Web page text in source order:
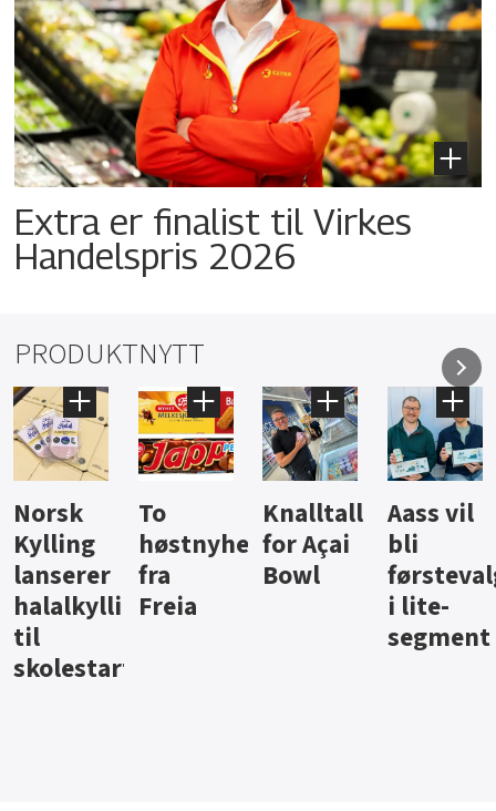
Extra er finalist til Virkes
Handelspris 2026
PRODUKTNYTT
Knalltall
for Açai
Bowl
Aass vil
bli
førstevalg
i lite-
Brus og
jus fra
Berentsen
Hard
iste fra
Hansa